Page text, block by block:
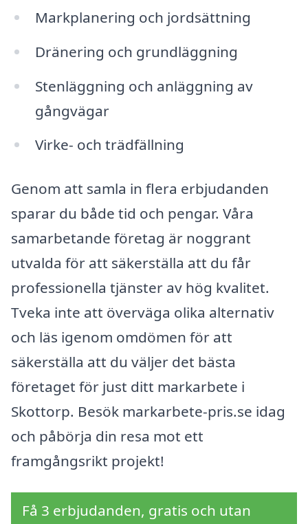
Markplanering och jordsättning
Dränering och grundläggning
Stenläggning och anläggning av
gångvägar
Virke- och trädfällning
Genom att samla in flera erbjudanden
sparar du både tid och pengar. Våra
samarbetande företag är noggrant
utvalda för att säkerställa att du får
professionella tjänster av hög kvalitet.
Tveka inte att överväga olika alternativ
och läs igenom omdömen för att
säkerställa att du väljer det bästa
företaget för just ditt markarbete i
Skottorp. Besök markarbete-pris.se idag
och påbörja din resa mot ett
framgångsrikt projekt!
Få 3 erbjudanden, gratis och utan